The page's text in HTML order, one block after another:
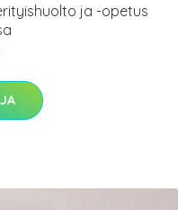
ja -opetus